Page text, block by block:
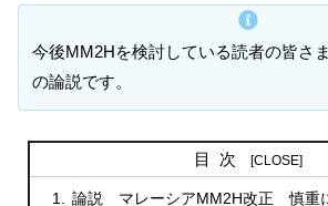
今後MM2Hを検討している読者の皆さ
の論説です。
目次
論説 マレーシアMM2H改正 慎重